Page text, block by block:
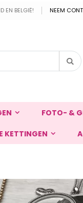
EN BELGIË! NEEM
FOTO- &
KETTINGEN